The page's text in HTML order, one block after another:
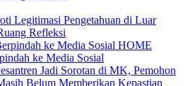
Legitimasi Pengetahuan di Luar
Refleksi
HOME
ke Media Sosial